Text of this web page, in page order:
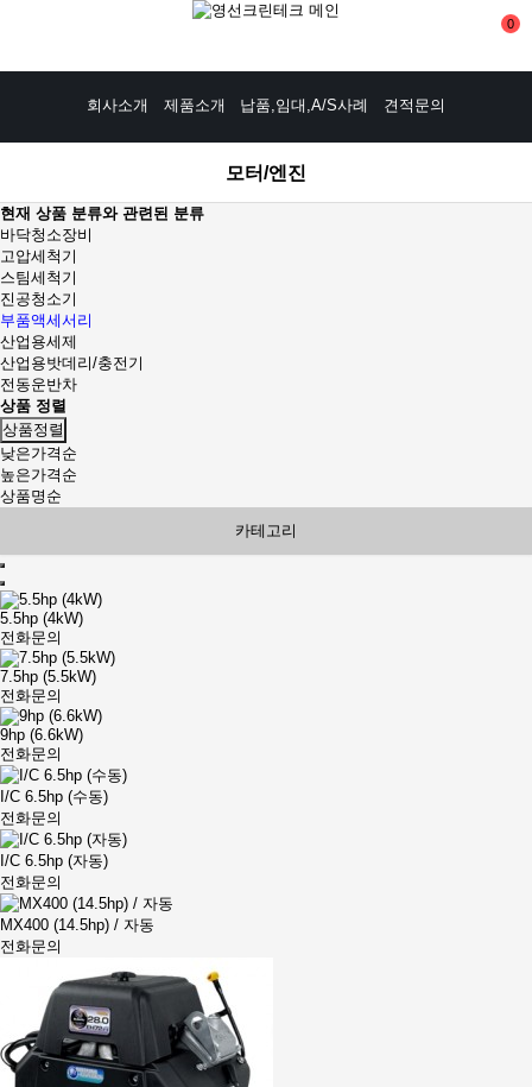
0
회사소개 제품소개 납품,임대,A/S사례 견적문의
모터/엔진
현재 상품 분류와 관련된 분류
바닥청소장비
고압세척기
스팀세척기
진공청소기
부품액세서리
산업용세제
산업용밧데리/충전기
전동운반차
상품 정렬
상품정렬
낮은가격순
높은가격순
상품명순
카테고리
5.5hp (4kW)
전화문의
7.5hp (5.5kW)
전화문의
9hp (6.6kW)
전화문의
I/C 6.5hp (수동)
전화문의
I/C 6.5hp (자동)
전화문의
MX400 (14.5hp) / 자동
전화문의